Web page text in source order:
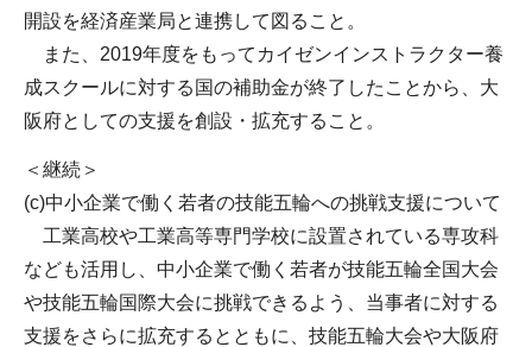
開設を経済産業局と連携して図ること。
また、2019年度をもってカイゼンインストラクター養
成スクールに対する国の補助金が終了したことから、大
阪府としての支援を創設・拡充すること。
＜継続＞
(c)中小企業で働く若者の技能五輪への挑戦支援について
工業高校や工業高等専門学校に設置されている専攻科
なども活用し、中小企業で働く若者が技能五輪全国大会
や技能五輪国際大会に挑戦できるよう、当事者に対する
支援をさらに拡充するとともに、技能五輪大会や大阪府